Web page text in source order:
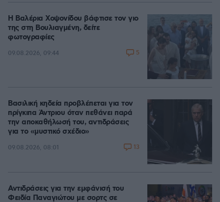
Η Βαλέρια Χοψονίδου βάφτισε τον γιο
της στη Βουλιαγμένη, δείτε
φωτογραφίες
09.08.2026, 09:44 5
Βασιλική κηδεία προβλέπεται για τον
πρίγκιπα Άντριου όταν πεθάνει παρά
την αποκαθήλωσή του, αντιδράσεις
για το «μυστικό σχέδιο»
09.08.2026, 08:01 13
Αντιδράσεις για την εμφάνισή του
Φειδία Παναγιώτου με σορτς σε